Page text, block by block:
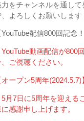
力をチャンネルを通し
よろしくお願いします
配信800回記念！
YouTube動画配信が800
ご視聴ください。
ープン5周年(2024.5.7)
5月7日に5周年を迎える
感謝申し上げます。